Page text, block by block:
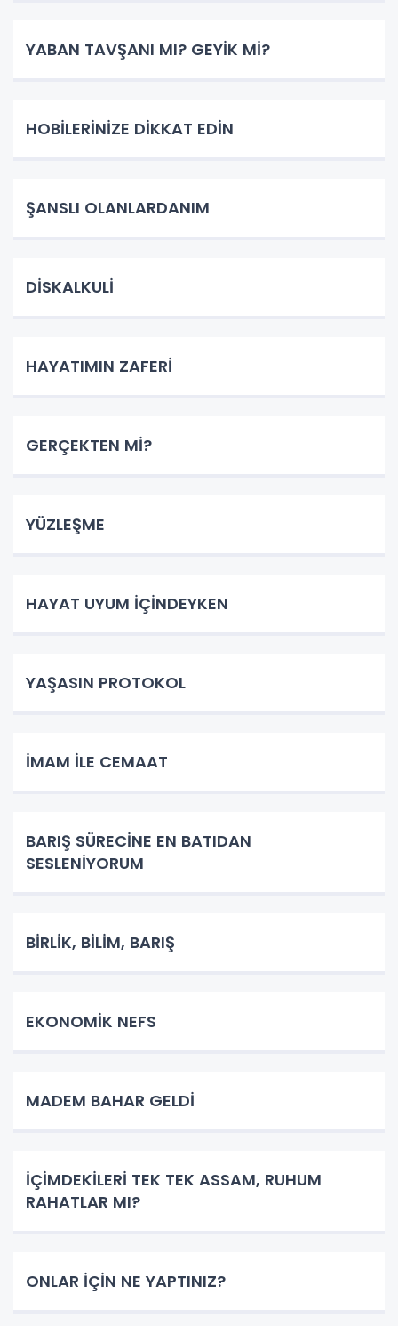
YABAN TAVŞANI MI? GEYİK Mİ?
HOBİLERİNİZE DİKKAT EDİN
ŞANSLI OLANLARDANIM
DİSKALKULİ
HAYATIMIN ZAFERİ
GERÇEKTEN Mİ?
YÜZLEŞME
HAYAT UYUM İÇİNDEYKEN
YAŞASIN PROTOKOL
İMAM İLE CEMAAT
BARIŞ SÜRECİNE EN BATIDAN
SESLENİYORUM
BİRLİK, BİLİM, BARIŞ
EKONOMİK NEFS
MADEM BAHAR GELDİ
İÇİMDEKİLERİ TEK TEK ASSAM, RUHUM
RAHATLAR MI?
ONLAR İÇİN NE YAPTINIZ?